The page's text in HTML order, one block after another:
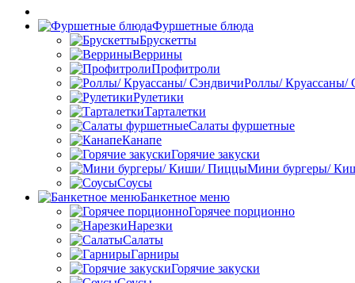
Фуршетные блюда
Брускетты
Веррины
Профитроли
Роллы/ Круассаны/
Рулетики
Тарталетки
Салаты фуршетные
Канапе
Горячие закуски
Мини бургеры/
Соусы
Банкетное меню
Горячее порционно
Нарезки
Салаты
Гарниры
Горячие закуски